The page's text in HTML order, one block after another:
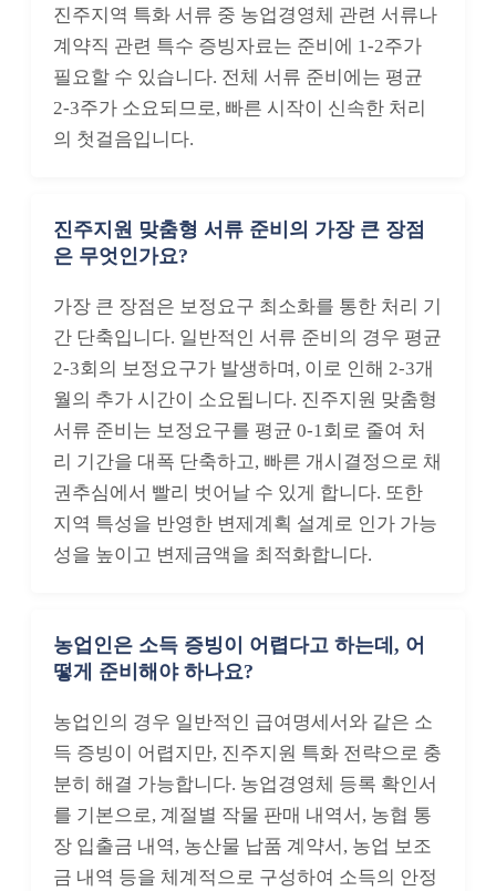
진주지역 특화 서류 중 농업경영체 관련 서류나
계약직 관련 특수 증빙자료는 준비에 1-2주가
필요할 수 있습니다. 전체 서류 준비에는 평균
2-3주가 소요되므로, 빠른 시작이 신속한 처리
의 첫걸음입니다.
진주지원 맞춤형 서류 준비의 가장 큰 장점
은 무엇인가요?
가장 큰 장점은 보정요구 최소화를 통한 처리 기
간 단축입니다. 일반적인 서류 준비의 경우 평균
2-3회의 보정요구가 발생하며, 이로 인해 2-3개
월의 추가 시간이 소요됩니다. 진주지원 맞춤형
서류 준비는 보정요구를 평균 0-1회로 줄여 처
리 기간을 대폭 단축하고, 빠른 개시결정으로 채
권추심에서 빨리 벗어날 수 있게 합니다. 또한
지역 특성을 반영한 변제계획 설계로 인가 가능
성을 높이고 변제금액을 최적화합니다.
농업인은 소득 증빙이 어렵다고 하는데, 어
떻게 준비해야 하나요?
농업인의 경우 일반적인 급여명세서와 같은 소
득 증빙이 어렵지만, 진주지원 특화 전략으로 충
분히 해결 가능합니다. 농업경영체 등록 확인서
를 기본으로, 계절별 작물 판매 내역서, 농협 통
장 입출금 내역, 농산물 납품 계약서, 농업 보조
금 내역 등을 체계적으로 구성하여 소득의 안정